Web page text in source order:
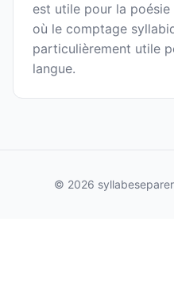
est utile pour la
où le comptage
particulièrement utile
langue.
© 2026